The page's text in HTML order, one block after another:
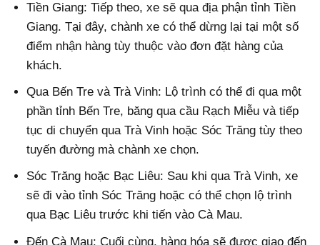
Tiền Giang: Tiếp theo, xe sẽ qua địa phận tỉnh Tiền
Giang. Tại đây, chành xe có thể dừng lại tại một số
điểm nhận hàng tùy thuộc vào đơn đặt hàng của
khách.
Qua Bến Tre và Trà Vinh: Lộ trình có thể đi qua một
phần tỉnh Bến Tre, băng qua cầu Rạch Miễu và tiếp
tục di chuyển qua Trà Vinh hoặc Sóc Trăng tùy theo
tuyến đường mà chành xe chọn.
Sóc Trăng hoặc Bạc Liêu: Sau khi qua Trà Vinh, xe
sẽ đi vào tỉnh Sóc Trăng hoặc có thể chọn lộ trình
qua Bạc Liêu trước khi tiến vào Cà Mau.
Đến Cà Mau: Cuối cùng, hàng hóa sẽ được giao đến